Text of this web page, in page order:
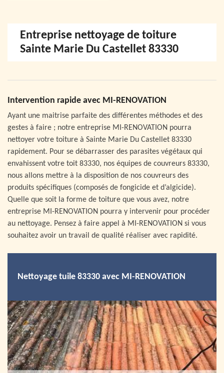
Entreprise nettoyage de toiture
Sainte Marie Du Castellet 83330
Intervention rapide avec MI-RENOVATION
Ayant une maitrise parfaite des différentes méthodes et des
gestes à faire ; notre entreprise MI-RENOVATION pourra
nettoyer votre toiture à Sainte Marie Du Castellet 83330
rapidement. Pour se débarrasser des parasites végétaux qui
envahissent votre toit 83330, nos équipes de couvreurs 83330,
nous allons mettre à la disposition de nos couvreurs des
produits spécifiques (composés de fongicide et d’algicide).
Quelle que soit la forme de toiture que vous avez, notre
entreprise MI-RENOVATION pourra y intervenir pour procéder
au nettoyage. Pensez à faire appel à MI-RENOVATION si vous
souhaitez avoir un travail de qualité réaliser avec rapidité.
Nettoyage tuile 83330 avec MI-RENOVATION